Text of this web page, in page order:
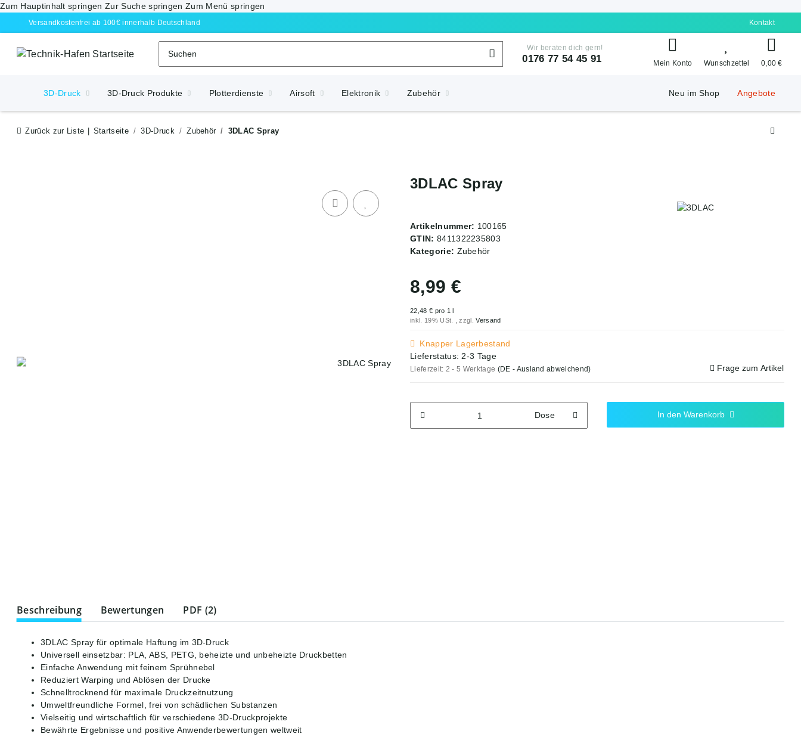
Zum Hauptinhalt springenZur Suche springenZum Menü springen
Kontakt
Versandkostenfrei ab 100€ innerhalb Deutschland
Wir beraten dich gern!
0176 77 54 45 91 Mein Konto Wunschzettel 0,00 €
3D-Druck 3D-Druck Produkte Plotterdienste Airsoft Elektronik Zubehör Neu im Shop Angebote
Zurück zur Liste Startseite 3D-Druck Zubehör 3DLAC Spray
3DLAC Spray
Artikelnummer: 100165
GTIN: 8411322235803
Kategorie: Zubehör
8,99 €
22,48 € pro 1 l
inkl. 19% USt. , zzgl.Versand
Knapper Lagerbestand
Lieferstatus: 2-3 Tage
Lieferzeit: 2 - 5 Werktage (DE - Ausland abweichend) Frage zum Artikel
Dose In den Warenkorb
weitere Registerkarten anzeigen
Beschreibung Bewertungen PDF (2)
3DLAC Spray für optimale Haftung im 3D-Druck
Universell einsetzbar: PLA, ABS, PETG, beheizte und unbeheizte Druckbetten
Einfache Anwendung mit feinem Sprühnebel
Reduziert Warping und Ablösen der Drucke
Schnelltrocknend für maximale Druckzeitnutzung
Umweltfreundliche Formel, frei von schädlichen Substanzen
Vielseitig und wirtschaftlich für verschiedene 3D-Druckprojekte
Bewährte Ergebnisse und positive Anwenderbewertungen weltweit